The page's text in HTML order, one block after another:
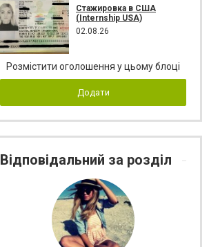
Стажировка в США
(Internship USA)
02.08.26
Розмістити оголошення у цьому блоці
Додати
Відповідальний за розділ